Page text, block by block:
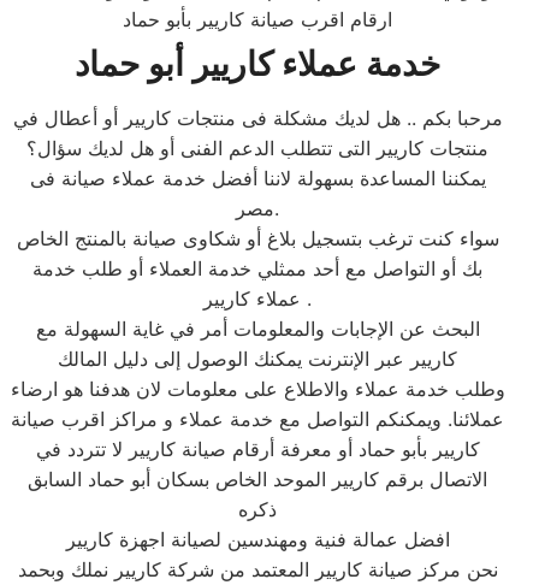
ارقام اقرب صيانة كاريير بأبو حماد
خدمة عملاء كاريير أبو حماد
مرحبا بكم .. هل لديك مشكلة فى منتجات كاريير أو أعطال في
منتجات كاريير التى تتطلب الدعم الفنى أو هل لديك سؤال؟
يمكننا المساعدة بسهولة لاننا أفضل خدمة عملاء صيانة فى
مصر.
سواء كنت ترغب بتسجيل بلاغ أو شكاوى صيانة بالمنتج الخاص
بك أو التواصل مع أحد ممثلي خدمة العملاء أو طلب خدمة
عملاء كاريير .
البحث عن الإجابات والمعلومات أمر في غاية السهولة مع
كاريير عبر الإنترنت يمكنك الوصول إلى دليل المالك
وطلب خدمة عملاء والاطلاع على معلومات لان هدفنا هو ارضاء
عملائنا. ويمكنكم التواصل مع خدمة عملاء و مراكز اقرب صيانة
كاريير بأبو حماد أو معرفة أرقام صيانة كاريير لا تتردد في
الاتصال برقم كاريير الموحد الخاص بسكان أبو حماد السابق
ذكره
افضل عمالة فنية ومهندسين لصيانة اجهزة كاريير
نحن مركز صيانة كاريير المعتمد من شركة كاريير نملك وبحمد